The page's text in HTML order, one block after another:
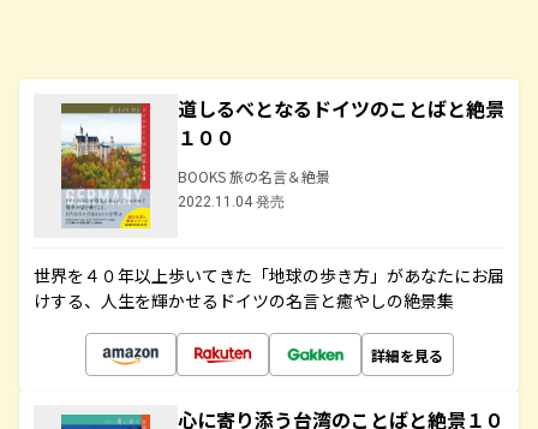
道しるべとなるドイツのことばと絶景
１００
BOOKS 旅の名言＆絶景
2022.11.04 発売
世界を４０年以上歩いてきた「地球の歩き方」があなたにお届
けする、人生を輝かせるドイツの名言と癒やしの絶景集
詳細を見る
心に寄り添う台湾のことばと絶景１０